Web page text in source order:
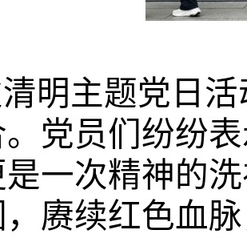
明主题党日
。党员们纷纷
一次精神的
赓续红色血